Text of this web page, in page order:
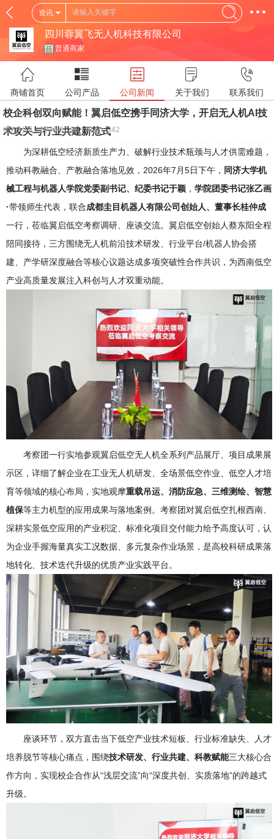
资讯
四川蓉翼飞无人机科技有限公司
普通商家
商铺首页 公司产品 公司新闻 关于我们 联系我们
校企科创双向赋能！翼启低空携手同济大学，开启无人机AI技
术攻关与行业共建新范式
发布时间：2026-07-06 阅读：342
为深耕低空经济新质生产力、破解行业技术瓶颈与人才供需难题，
推动科教融合、产教融合落地见效，2026年7月5日下午， 同济大学机
械工程与机器人学院党委副书记、纪委书记于颖 ， 学院团委书记张乙画
·带领师生代表，联合成都圭目机器人有限公司创始人、董事长桂仲成
一行，莅临翼启低空考察调研、座谈交流。翼启低空创始人蔡东阳全程
陪同接待，三方围绕无人机前沿技术研发、行业平台/机器人协会搭
建、产学研深度融合等核心议题达成多项突破性合作共识，为西南低空
产业高质量发展注入科创与人才双重动能。
考察团一行实地参观翼启低空无人机全系列产品展厅、项目成果展
示区，详细了解企业在工业无人机研发、全场景低空作业、低空人才培
育等领域的核心布局，实地观摩重载吊运、消防应急、三维测绘、智慧
植保等主力机型的应用成果与落地案例。考察团对翼启低空扎根西南、
深耕实景低空应用的产业积淀、标准化项目交付能力给予高度认可，认
为企业手握海量真实工况数据、多元复杂作业场景，是高校科研成果落
地转化、技术迭代升级的优质产业实践平台。
座谈环节，双方直击当下低空产业技术短板、行业标准缺失、人才
培养脱节等核心痛点，围绕技术研发、行业共建、科教赋能三大核心合
作方向，实现校企合作从“浅层交流”向“深度共创、实质落地”的跨越式
升级。